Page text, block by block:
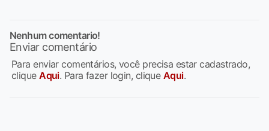
Nenhum comentario!
Enviar comentário
Para enviar comentários, você precisa estar cadastrado,
cliqueAqui. Para fazer login, clique Aqui.